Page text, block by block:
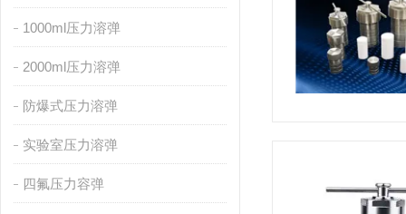
1000ml压力溶弹
2000ml压力溶弹
防爆式压力溶弹
实验室压力溶弹
四氟压力容弹